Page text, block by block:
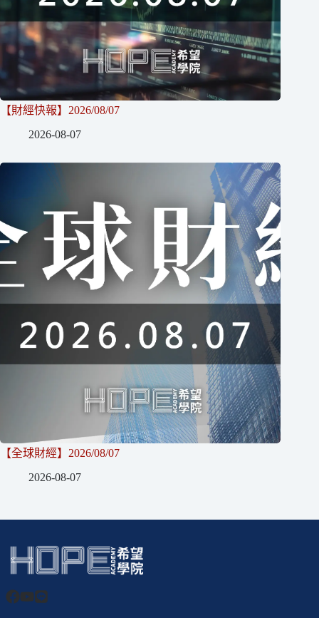
【財經快報】2026/08/07
2026-08-07
【全球財經】2026/08/07
2026-08-07